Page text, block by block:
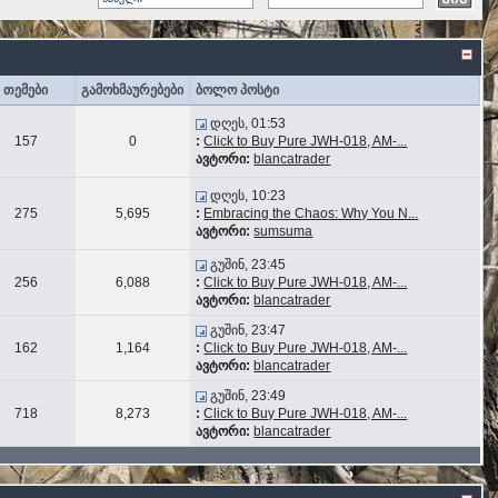
თემები გამოხმაურებები ბოლო პოსტი
157 0
დღეს, 01:53
: Click to Buy Pure JWH-018, AM-...
ავტორი: blancatrader
275 5,695
დღეს, 10:23
: Embracing the Chaos: Why You N...
ავტორი: sumsuma
256 6,088
გუშინ, 23:45
: Click to Buy Pure JWH-018, AM-...
ავტორი: blancatrader
162 1,164
გუშინ, 23:47
: Click to Buy Pure JWH-018, AM-...
ავტორი: blancatrader
718 8,273
გუშინ, 23:49
: Click to Buy Pure JWH-018, AM-...
ავტორი: blancatrader